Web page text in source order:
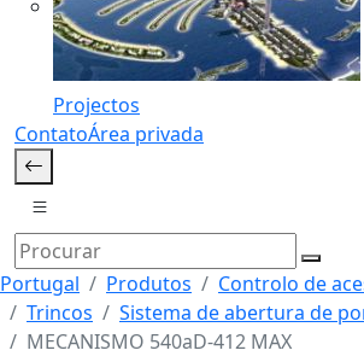
Projectos
ContatoÁrea privada
Portugal Produtos
Controlo de
Trincos
Sistema de abertura de
MECANISMO 540aD-412 MAX